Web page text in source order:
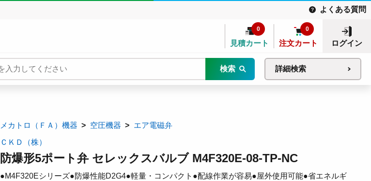
よくある質問
見積カート
0
注文カート
0
ログイン
検索 詳細検索
メカトロ（ＦＡ）機器 空圧機器 エア電磁弁
ＣＫＤ（株）
防爆形5ポート弁 セレックスバルブ M4F320E-08-TP-NC
●M4F320Eシリーズ●防爆性能D2G4●軽量・コンパクト●配線作業が容易●屋外使用可能●省エネルギ